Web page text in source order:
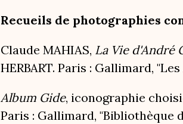
Recueils de photographies
Claude MAHIAS, La Vie d'André
HERBART. Paris : Gallimard,
Album Gide, iconographie
Paris : Gallimard, "Bibliothèque